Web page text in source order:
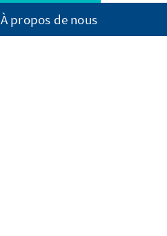
À propos de nous